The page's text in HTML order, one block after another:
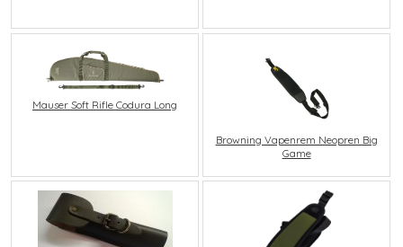
Mauser Soft Rifle Codura Long
Browning Vapenrem Neopren Big
Game